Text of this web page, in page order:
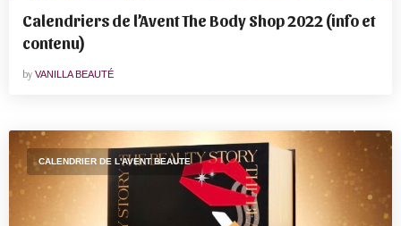
Calendriers de l’Avent The Body Shop 2022 (info et
contenu)
by VANILLA BEAUTÉ
CALENDRIER DE L'AVENT BEAUTE